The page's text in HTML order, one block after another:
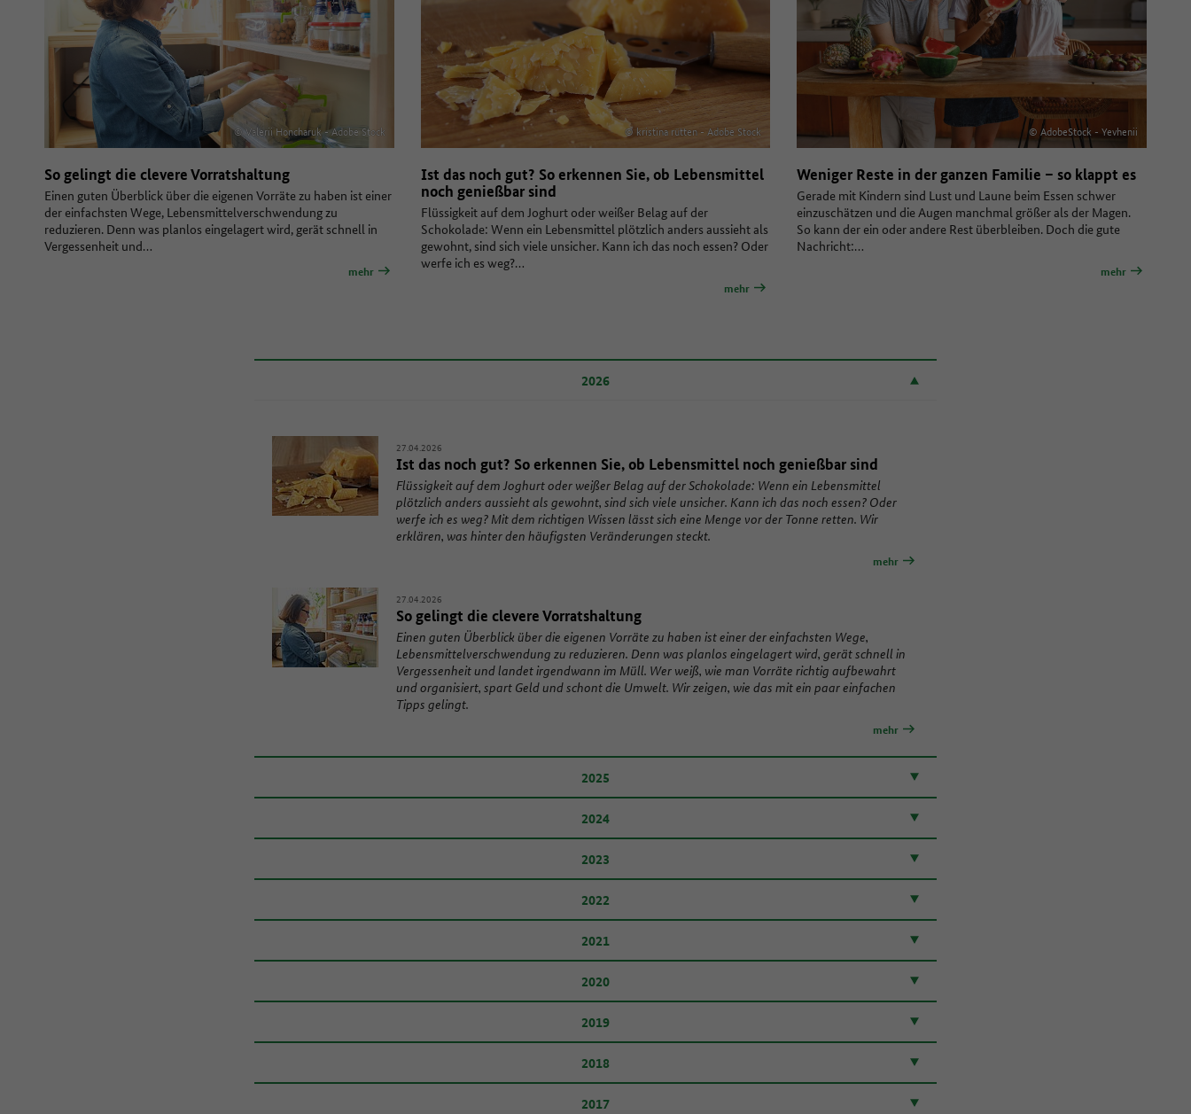
© Valerii Honcharuk - Adobe Stock
So gelingt die clevere Vorratshaltung
Einen guten Überblick über die eigenen Vorräte zu haben ist einer
der einfachsten Wege, Lebensmittelverschwendung zu
reduzieren. Denn was planlos eingelagert wird, gerät schnell in
Vergessenheit und…
mehr
© kristina rütten - Adobe Stock
Ist das noch gut? So erkennen Sie, ob Lebensmittel
noch genießbar sind
Flüssigkeit auf dem Joghurt oder weißer Belag auf der
Schokolade: Wenn ein Lebensmittel plötzlich anders aussieht als
gewohnt, sind sich viele unsicher. Kann ich das noch essen? Oder
werfe ich es weg?…
mehr
© AdobeStock - Yevhenii
Weniger Reste in der ganzen Familie – so klappt es
Gerade mit Kindern sind Lust und Laune beim Essen schwer
einzuschätzen und die Augen manchmal größer als der Magen.
So kann der ein oder andere Rest überbleiben. Doch die gute
Nachricht:…
mehr
2026
27.04.2026
Ist das noch gut? So erkennen Sie, ob Lebensmittel noch genießbar sind
Flüssigkeit auf dem Joghurt oder weißer Belag auf der Schokolade: Wenn ein Lebensmittel
plötzlich anders aussieht als gewohnt, sind sich viele unsicher. Kann ich das noch essen? Oder
werfe ich es weg? Mit dem richtigen Wissen lässt sich eine Menge vor der Tonne retten. Wir
erklären, was hinter den häufigsten Veränderungen steckt.
mehr
27.04.2026
So gelingt die clevere Vorratshaltung
Einen guten Überblick über die eigenen Vorräte zu haben ist einer der einfachsten Wege,
Lebensmittelverschwendung zu reduzieren. Denn was planlos eingelagert wird, gerät schnell in
Vergessenheit und landet irgendwann im Müll. Wer weiß, wie man Vorräte richtig aufbewahrt
und organisiert, spart Geld und schont die Umwelt. Wir zeigen, wie das mit ein paar einfachen
Tipps gelingt.
mehr
2025
2024
2023
2022
2021
2020
2019
2018
2017